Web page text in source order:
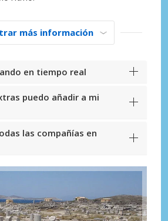
más información
en tiempo real
puedo añadir a mi
las compañías en